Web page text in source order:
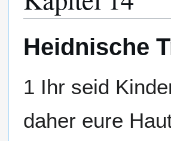
Heidnische
1 Ihr seid
daher eure